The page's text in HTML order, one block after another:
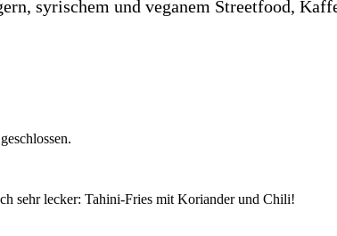
syrischem und veganem Streetfood,
sehr lecker: Tahini-Fries mit Koriander und Chili!